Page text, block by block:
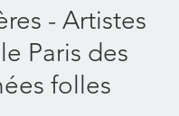
- Artistes
Paris des
folles